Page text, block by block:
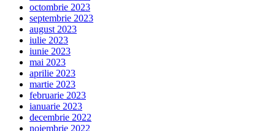
octombrie 2023
septembrie 2023
august 2023
iulie 2023
iunie 2023
mai 2023
aprilie 2023
martie 2023
februarie 2023
ianuarie 2023
decembrie 2022
noiembrie 2022